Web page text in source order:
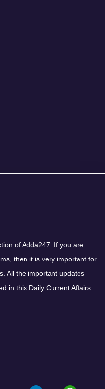
of Adda247. If you are
then it is very important for
All the important updates
in this Daily Current Affairs